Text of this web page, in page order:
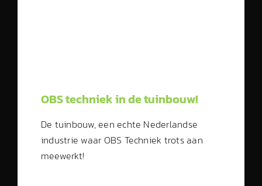
OBS techniek in de tuinbouw!
De tuinbouw, een echte Nederlandse
industrie waar OBS Techniek trots aan
meewerkt!